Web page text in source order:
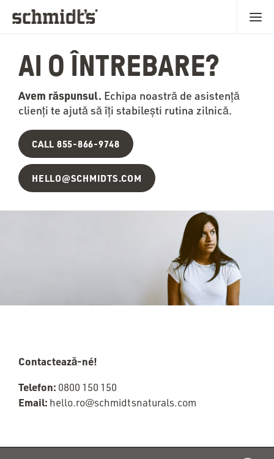
AI O ÎNTREBARE?
Avem răspunsul. Echipa noastră de asistență
clienți te ajută să îți stabilești rutina zilnică.
CALL 855-866-9748
HELLO@SCHMIDTS.COM
Contactează-né!
Telefon: 0800 150 150
Email: hello.ro@schmidtsnaturals.com